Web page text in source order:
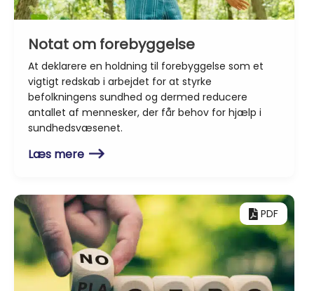
Notat om forebyggelse
At deklarere en holdning til forebyggelse som et
vigtigt redskab i arbejdet for at styrke
befolkningens sundhed og dermed reducere
antallet af mennesker, der får behov for hjælp i
sundhedsvæsenet.
Læs mere
PDF